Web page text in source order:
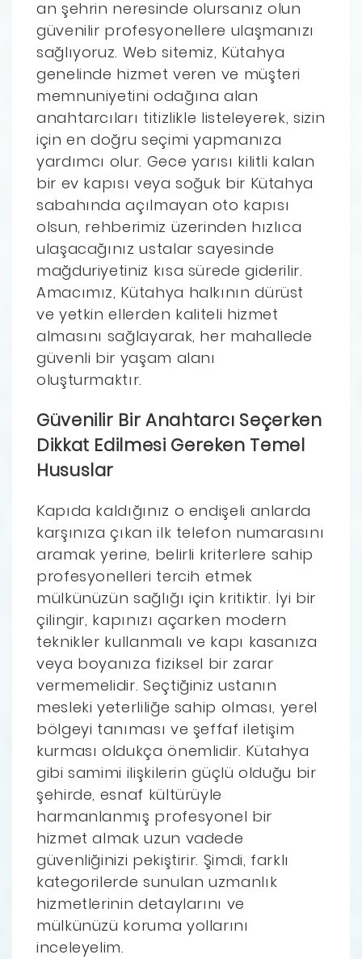
an şehrin neresinde olursanız olun
güvenilir profesyonellere ulaşmanızı
sağlıyoruz. Web sitemiz, Kütahya
genelinde hizmet veren ve müşteri
memnuniyetini odağına alan
anahtarcıları titizlikle listeleyerek, sizin
için en doğru seçimi yapmanıza
yardımcı olur. Gece yarısı kilitli kalan
bir ev kapısı veya soğuk bir Kütahya
sabahında açılmayan oto kapısı
olsun, rehberimiz üzerinden hızlıca
ulaşacağınız ustalar sayesinde
mağduriyetiniz kısa sürede giderilir.
Amacımız, Kütahya halkının dürüst
ve yetkin ellerden kaliteli hizmet
almasını sağlayarak, her mahallede
güvenli bir yaşam alanı
oluşturmaktır.
Güvenilir Bir Anahtarcı Seçerken
Dikkat Edilmesi Gereken Temel
Hususlar
Kapıda kaldığınız o endişeli anlarda
karşınıza çıkan ilk telefon numarasını
aramak yerine, belirli kriterlere sahip
profesyonelleri tercih etmek
mülkünüzün sağlığı için kritiktir. İyi bir
çilingir, kapınızı açarken modern
teknikler kullanmalı ve kapı kasanıza
veya boyanıza fiziksel bir zarar
vermemelidir. Seçtiğiniz ustanın
mesleki yeterliliğe sahip olması, yerel
bölgeyi tanıması ve şeffaf iletişim
kurması oldukça önemlidir. Kütahya
gibi samimi ilişkilerin güçlü olduğu bir
şehirde, esnaf kültürüyle
harmanlanmış profesyonel bir
hizmet almak uzun vadede
güvenliğinizi pekiştirir. Şimdi, farklı
kategorilerde sunulan uzmanlık
hizmetlerinin detaylarını ve
mülkünüzü koruma yollarını
inceleyelim.